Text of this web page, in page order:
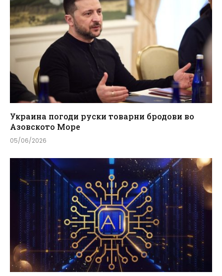
Украина погоди руски товарни бродови во
Азовското Море
05/06/2026